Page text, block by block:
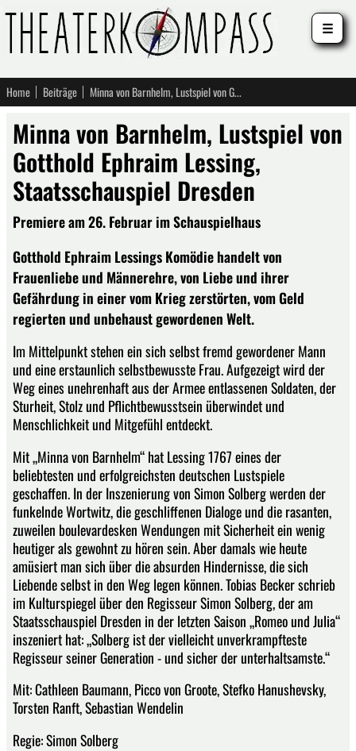
Home Beiträge Minna von Barnhelm, Lustspiel von Gotthold Ephraim Lessing, Staatsschauspiel Dresden
Minna von Barnhelm, Lustspiel von
Gotthold Ephraim Lessing,
Staatsschauspiel Dresden
Premiere am 26. Februar im Schauspielhaus
Gotthold Ephraim Lessings Komödie handelt von
Frauenliebe und Männerehre, von Liebe und ihrer
Gefährdung in einer vom Krieg zerstörten, vom Geld
regierten und unbehaust gewordenen Welt.
Im Mittelpunkt stehen ein sich selbst fremd gewordener Mann
und eine erstaunlich selbstbewusste Frau. Aufgezeigt wird der
Weg eines unehrenhaft aus der Armee entlassenen Soldaten, der
Sturheit, Stolz und Pflichtbewusstsein überwindet und
Menschlichkeit und Mitgefühl entdeckt.
Mit „Minna von Barnhelm“ hat Lessing 1767 eines der
beliebtesten und erfolgreichsten deutschen Lustspiele
geschaffen. In der Inszenierung von Simon Solberg werden der
funkelnde Wortwitz, die geschliffenen Dialoge und die rasanten,
zuweilen boulevardesken Wendungen mit Sicherheit ein wenig
heutiger als gewohnt zu hören sein. Aber damals wie heute
amüsiert man sich über die absurden Hindernisse, die sich
Liebende selbst in den Weg legen können. Tobias Becker schrieb
im Kulturspiegel über den Regisseur Simon Solberg, der am
Staatsschauspiel Dresden in der letzten Saison „Romeo und Julia“
inszeniert hat: „Solberg ist der vielleicht unverkrampfteste
Regisseur seiner Generation - und sicher der unterhaltsamste.“
Mit: Cathleen Baumann, Picco von Groote, Stefko Hanushevsky,
Torsten Ranft, Sebastian Wendelin
Regie: Simon Solberg
☰